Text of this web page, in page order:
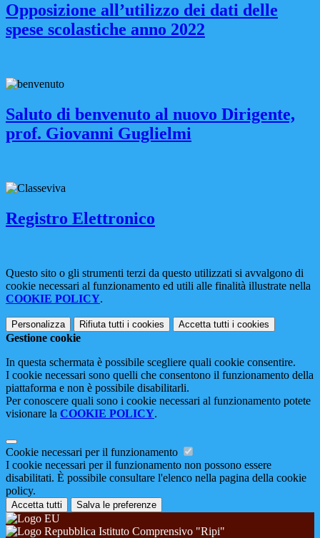
Opposizione all’utilizzo dei dati delle
spese scolastiche anno 2022
Saluto di benvenuto al nuovo Dirigente,
prof. Giovanni Guglielmi
Registro Elettronico
Questo sito o gli strumenti terzi da questo utilizzati si avvalgono di
cookie necessari al funzionamento ed utili alle finalità illustrate nella
COOKIE POLICY.
Personalizza Rifiuta tutti i cookies Accetta tutti i cookies
Gestione cookie
In questa schermata è possibile scegliere quali cookie consentire.
I cookie necessari sono quelli che consentono il funzionamento della
piattaforma e non è possibile disabilitarli.
Per conoscere quali sono i cookie necessari al funzionamento potete
visionare la COOKIE POLICY.
Cookie necessari per il funzionamento
I cookie necessari per il funzionamento non possono essere
disabilitati. È possibile consultare l'elenco nella pagina della cookie
policy.
Accetta tutti Salva le preferenze
Istituto Comprensivo "Ripi"